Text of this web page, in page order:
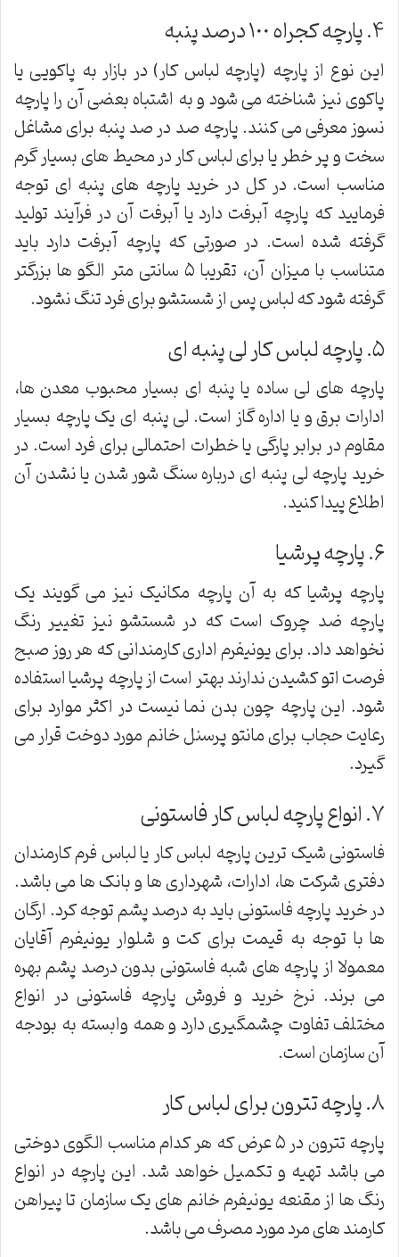
۴. پارچه کجراه ١٠٠ درصد پنبه
این نوع از پارچه (پارچه لباس کار) در بازار به پاکویی یا
پاکوی نیز شناخته می شود و به اشتباه بعضی آن را پارچه
نسوز معرفی می کنند. پارچه صد در صد پنبه برای مشاغل
سخت و پر خطر یا برای لباس کار در محیط های بسیار گرم
مناسب است. در کل در خرید پارچه های پنبه ای توجه
فرمایید که پارچه آبرفت دارد یا آبرفت آن در فرآیند تولید
گرفته شده است. در صورتی که پارچه آبرفت دارد باید
متناسب با میزان آن، تقریبا ۵ سانتی متر الگو ها بزرگتر
گرفته شود که لباس پس از شستشو برای فرد تنگ نشود.
۵. پارچه لباس کار لی پنبه ای
پارچه های لی ساده یا پنبه ای بسیار محبوب معدن ها،
ادارات برق و یا اداره گاز است. لی پنبه ای یک پارچه بسیار
مقاوم در برابر پارگی یا خطرات احتمالی برای فرد است. در
خرید پارچه لی پنبه ای درباره سنگ شور شدن یا نشدن آن
اطلاع پیدا کنید.
۶. پارچه پرشیا
پارچه پرشیا که به آن پارچه مکانیک نیز می گویند یک
پارچه ضد چروک است که در شستشو نیز تغییر رنگ
نخواهد داد. برای یونیفرم اداری کارمندانی که هر روز صبح
فرصت اتو کشیدن ندارند بهتر است از پارچه پرشیا استفاده
شود. این پارچه چون بدن نما نیست در اکثر موارد برای
رعایت حجاب برای مانتو پرسنل خانم مورد دوخت قرار می
گیرد.
٧. انواع پارچه لباس کار فاستونی
فاستونی شیک ترین پارچه لباس کار یا لباس فرم کارمندان
دفتری شرکت ها، ادارات، شهرداری ها و بانک ها می باشد.
در خرید پارچه فاستونی باید به درصد پشم توجه کرد. ارگان
ها با توجه به قیمت برای کت و شلوار یونیفرم آقایان
معمولا از پارچه های شبه فاستونی بدون درصد پشم بهره
می برند. نرخ خرید و فروش پارچه فاستونی در انواع
مختلف تفاوت چشمگیری دارد و همه وابسته به بودجه
آن سازمان است.
٨. پارچه تترون برای لباس کار
پارچه تترون در ۵ عرض که هر کدام مناسب الگوی دوختی
می باشد تهیه و تکمیل خواهد شد. این پارچه در انواع
رنگ ها از مقنعه یونیفرم خانم های یک سازمان تا پیراهن
کارمند های مرد مورد مصرف می باشد.